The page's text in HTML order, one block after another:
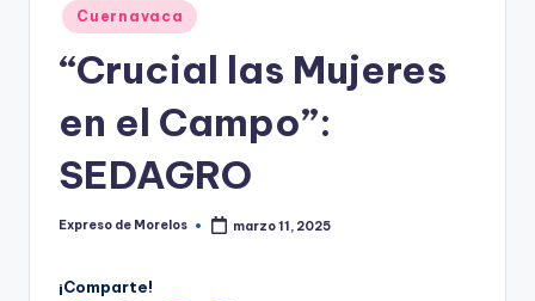
Publicado
en
Cuernavaca
“Crucial las Mujeres
en el Campo”:
SEDAGRO
Publicado
Expreso de Morelos marzo 11, 2025
¡Comparte!